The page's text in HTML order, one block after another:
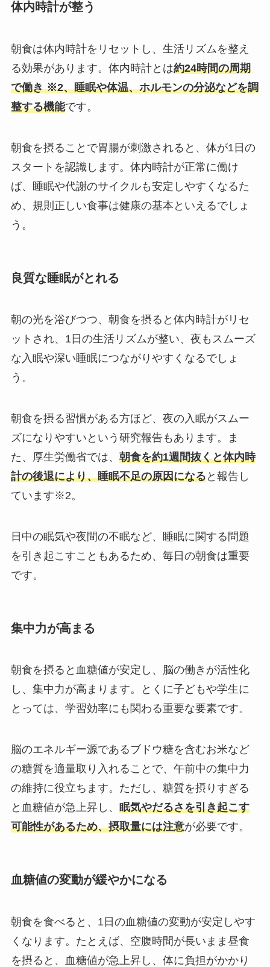
体内時計が整う
朝食は体内時計をリセットし、生活リズムを整え
る効果があります。体内時計とは約24時間の周期
で働き ※2、睡眠や体温、ホルモンの分泌などを調
整する機能です。
朝食を摂ることで胃腸が刺激されると、体が1日の
スタートを認識します。体内時計が正常に働け
ば、睡眠や代謝のサイクルも安定しやすくなるた
め、規則正しい食事は健康の基本といえるでしょ
う。
良質な睡眠がとれる
朝の光を浴びつつ、朝食を摂ると体内時計がリセ
ットされ、1日の生活リズムが整い、夜もスムーズ
な入眠や深い睡眠につながりやすくなるでしょ
う。
朝食を摂る習慣がある方ほど、夜の入眠がスムー
ズになりやすいという研究報告もあります。ま
た、厚生労働省では、 朝食を約1週間抜くと体内時
計の後退により、睡眠不足の原因になると報告し
ています※2。
日中の眠気や夜間の不眠など、睡眠に関する問題
を引き起こすこともあるため、毎日の朝食は重要
です。
集中力が高まる
朝食を摂ると血糖値が安定し、脳の働きが活性化
し、集中力が高まります。とくに子どもや学生に
とっては、学習効率にも関わる重要な要素です。
脳のエネルギー源であるブドウ糖を含むお米など
の糖質を適量取り入れることで、午前中の集中力
の維持に役立ちます。ただし、糖質を摂りすぎる
と血糖値が急上昇し、 眠気やだるさを引き起こす
可能性があるため、摂取量には注意が必要です。
血糖値の変動が緩やかになる
朝食を食べると、1日の血糖値の変動が安定しやす
くなります。たとえば、空腹時間が長いまま昼食
を摂ると、血糖値が急上昇し、体に負担がかかり